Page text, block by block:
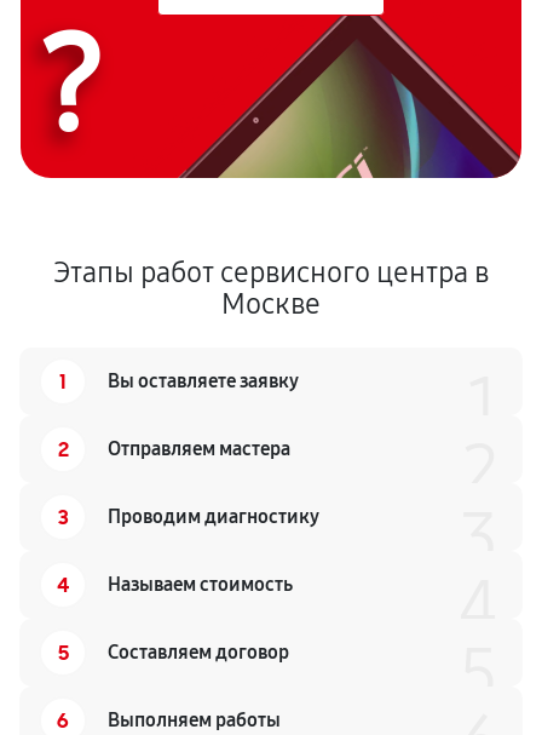
?
Этапы работ сервисного центра в
Москве
1 Вы оставляете заявку
2 Отправляем мастера
3 Проводим диагностику
4 Называем стоимость
5 Составляем договор
6 Выполняем работы